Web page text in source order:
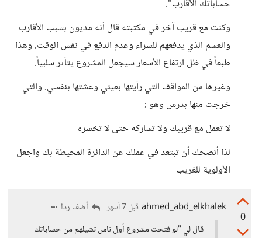
حساباتك الأقارب".
وكنت مع قريب آخر في مكتبته قال أنه مديون بسبب الأقارب
والعشم الذي يدفعهم للشراء وعدم الدفع في نفس الوقت. وهذا
طبعاً في ظل ارتفاع الأسعار سيجعل المشروع يتأثر سلبياً.
وغيرها من المواقف التي رأيتها بعيني وعشتها بنفسي. والتي
خرجت منها بدرس وهو :
لا تعمل مع قريبك ولا تشاركه حتى لا تخسره
لذا أنصحك أن تبتعد في عملك عن الدائرة المحيطة بك واجعل
الأولوية للغريب
0
ahmed_abd_elkhalek قبل 7 أشهر
أضف ردا
قال لي "لو فتحت مشروع أول ناس تشيلهم من حساباتك